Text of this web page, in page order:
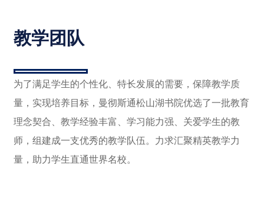
教学团队
为了满足学生的个性化、特长发展的需要，保障教学质
量，实现培养目标，曼彻斯通松山湖书院优选了一批教育
理念契合、教学经验丰富、学习能力强、关爱学生的教
师，组建成一支优秀的教学队伍。力求汇聚精英教学力
量，助力学生直通世界名校。